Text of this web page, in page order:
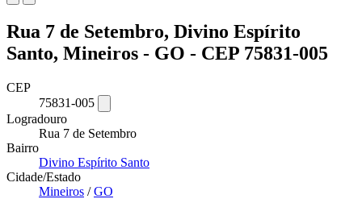
Rua 7 de Setembro, Divino Espírito
Santo, Mineiros - GO - CEP 75831-005
CEP
75831-005
Logradouro
Rua 7 de Setembro
Bairro
Divino Espírito Santo
Cidade/Estado
Mineiros /GO